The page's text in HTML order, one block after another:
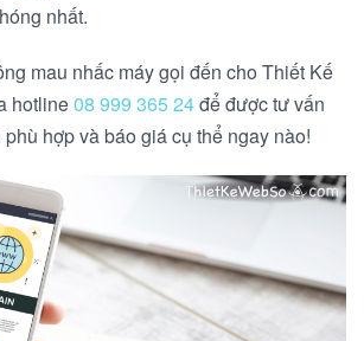
nhất.
mau nhấc máy gọi đến cho Thiết Kế
hotline08 999 365 24để được tư vấn
hợp và báo giá cụ thể ngay nào!